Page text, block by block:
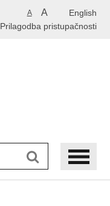
English
A A
Prilagodba pristupačnosti